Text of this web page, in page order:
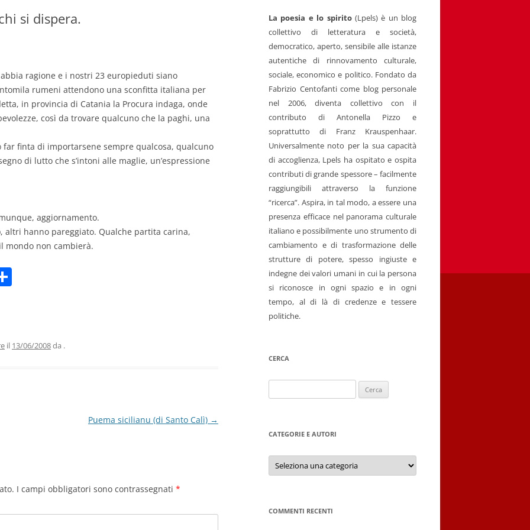
KIKA BOHR
MATTEO TELARA
MONICA MAZZITELLI
ROBERTO PLEVANO
STEFANIE GOLISCH
si dispera.
ragione e i nostri 23 europieduti siano
rumeni attendono una sconfitta italiana per
in provincia di Catania la Procura indaga, onde
così da trovare qualcuno che la paghi, una
far finta di importarsene sempre qualcosa, qualcuno
di lutto che s’intoni alle maglie, un’espressione
aggiornamento.
altri hanno pareggiato. Qualche partita carina,
mondo non cambierà.
vi
il 13/06/2008da .
Puema sicilianu (di Santo Calì) →
I campi obbligatori sono contrassegnati *
La poesia e lo spirito(Lpels) è un blog
collettivo di letteratura e società,
democratico, aperto, sensibile alle istanze
autentiche di rinnovamento culturale,
sociale, economico e politico. Fondato da
Fabrizio Centofanti come blog personale
nel 2006, diventa collettivo con il
contributo di Antonella Pizzo e
soprattutto di Franz Krauspenhaar.
Universalmente noto per la sua capacità
di accoglienza, Lpels ha ospitato e ospita
contributi di grande spessore – facilmente
raggiungibili attraverso la funzione
“ricerca”. Aspira, in tal modo, a essere una
presenza efficace nel panorama culturale
italiano e possibilmente uno strumento di
cambiamento e di trasformazione delle
strutture di potere, spesso ingiuste e
indegne dei valori umani in cui la persona
si riconosce in ogni spazio e in ogni
tempo, al di là di credenze e tessere
politiche.
CERCA
per:
CATEGORIE E AUTORI
Categorie
autori
COMMENTI RECENTI